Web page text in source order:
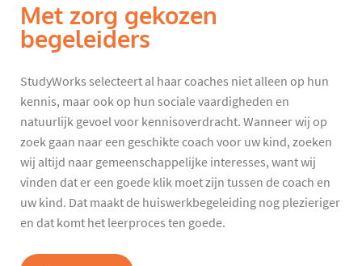
Met zorg gekozen
begeleiders
StudyWorks selecteert al haar coaches niet alleen op hun
kennis, maar ook op hun sociale vaardigheden en
natuurlijk gevoel voor kennisoverdracht. Wanneer wij op
zoek gaan naar een geschikte coach voor uw kind, zoeken
wij altijd naar gemeenschappelijke interesses, want wij
vinden dat er een goede klik moet zijn tussen de coach en
uw kind. Dat maakt de huiswerkbegeleiding nog plezieriger
en dat komt het leerproces ten goede.